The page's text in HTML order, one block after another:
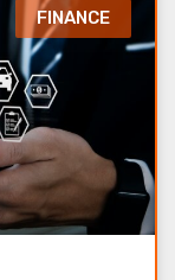
FINANCE